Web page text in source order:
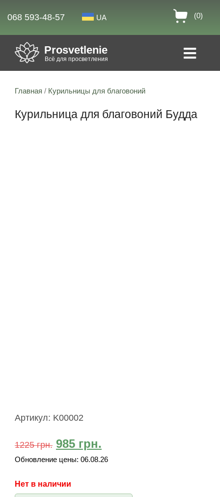
068 593-48-57 UA (0)
Prosvetlenie
Всё для просветления
Главная / Курильницы для благовоний
Курильница для благовоний Будда
Артикул: K00002
1225грн. 985 грн.
Обновление цены: 06.08.26
Нет в наличии